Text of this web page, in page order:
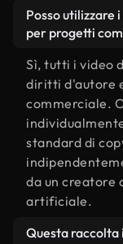
Posso utilizzare
per progetti
Sì, tutti i video
diritti d'autore
commerciale.
standard di
da un creatore
artificiale.
Questa raccolta